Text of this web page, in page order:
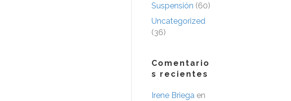
Suspensión (60)
Uncategorized
(36)
Comentario
s recientes
Irene Briega en